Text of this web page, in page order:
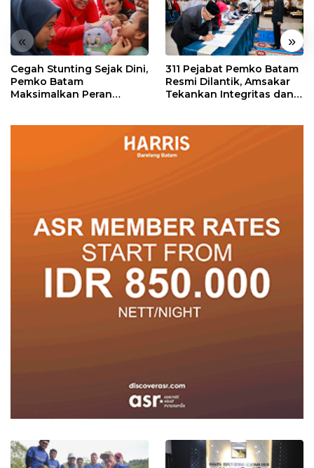
« »
Cegah Stunting Sejak Dini,
Pemko Batam
Maksimalkan Peran
311 Pejabat Pemko Batam
Resmi Dilantik, Amsakar
Tekankan Integritas dan